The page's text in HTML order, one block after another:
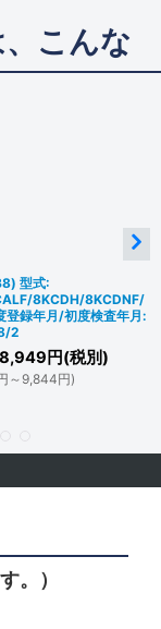
こんな
型式:
8KCDH/8KCDNF/
登録年月/初度検査年月:
2
円(税別)
～9,844円)
。）